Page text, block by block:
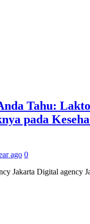
Tahu:
pada
ago 0
Digital agency